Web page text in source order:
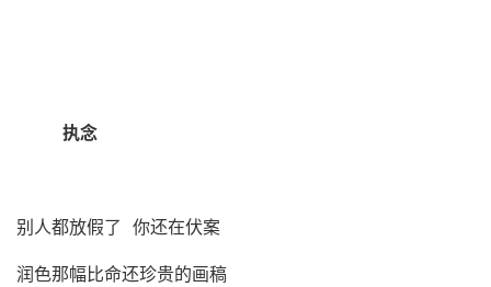
执念
别人都放假了 你还在伏案
润色那幅比命还珍贵的画稿